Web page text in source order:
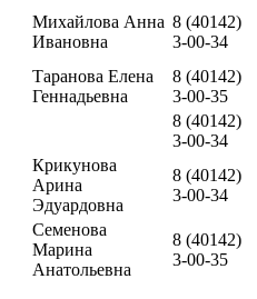
Михайлова Анна
Ивановна
8 (40142)
3-00-34
Таранова Елена
Геннадьевна
8 (40142)
3-00-35
8 (40142)
3-00-34
Крикунова
Арина
Эдуардовна
8 (40142)
3-00-34
Семенова
Марина
Анатольевна
8 (40142)
3-00-35